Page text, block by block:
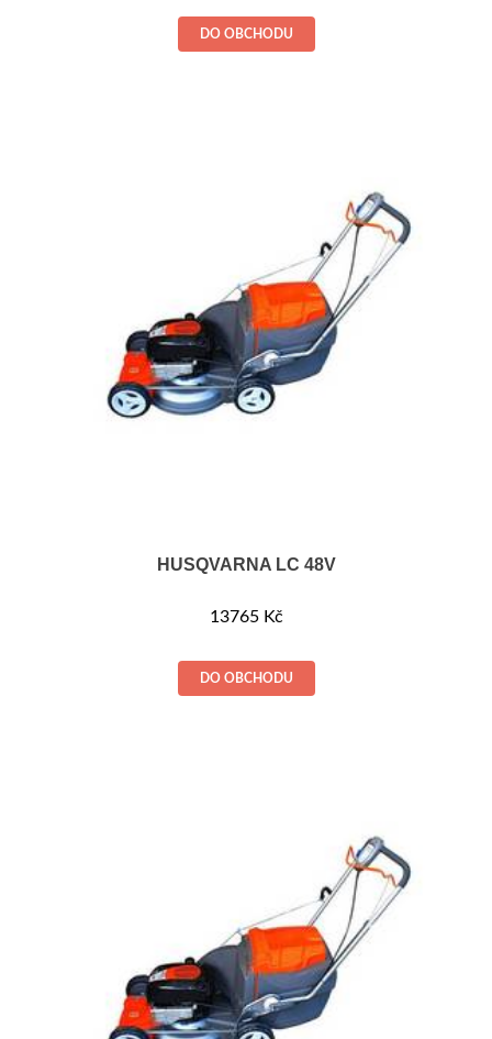
DO OBCHODU
HUSQVARNA LC 48V
13765 Kč
DO OBCHODU